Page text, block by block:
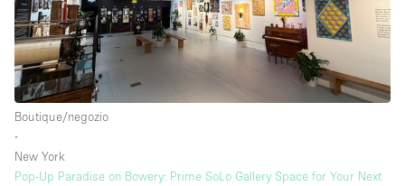
Boutique/negozio
∙
New York
Pop-Up Paradise on Bowery: Prime SoLo Gallery Space for Your Next